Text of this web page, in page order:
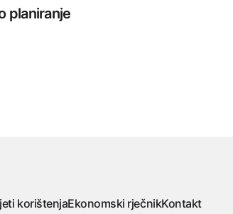
planiranje
korištenjaEkonomski rječnikKontakt